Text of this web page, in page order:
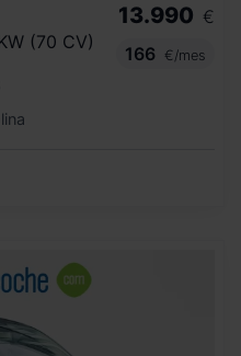
(70 CV)
13.990 €
166
€/mes